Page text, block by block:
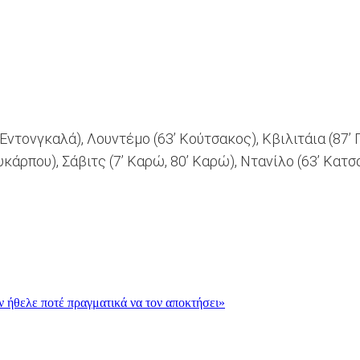
Λουντέμο (63’ Κούτσακος), Κβιλιτάια
Σάβιτς (7’ Kαρώ, 80’ Καρώ), Ντανίλο (63’
ήθελε ποτέ πραγματικά να τον αποκτήσει»